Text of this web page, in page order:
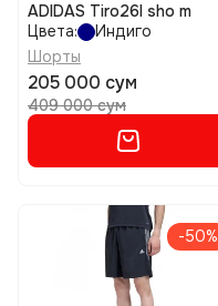
ADIDAS Tiro26l sho m
Цвета:
Индиго
Шорты
205 000 сум
409 000 сум
-50%